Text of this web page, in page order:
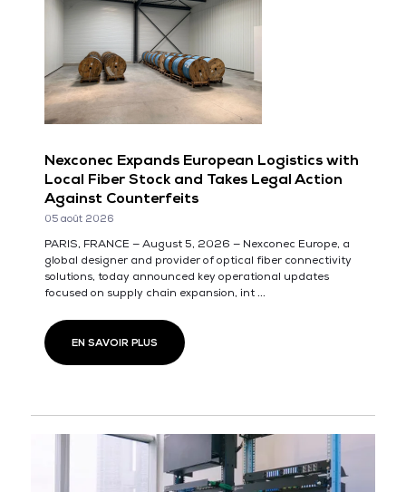
Nexconec Expands European Logistics with
Local Fiber Stock and Takes Legal Action
Against Counterfeits
05 août 2026
PARIS, FRANCE — August 5, 2026 — Nexconec Europe, a
global designer and provider of optical fiber connectivity
solutions, today announced key operational updates
focused on supply chain expansion, int ...
EN SAVOIR PLUS